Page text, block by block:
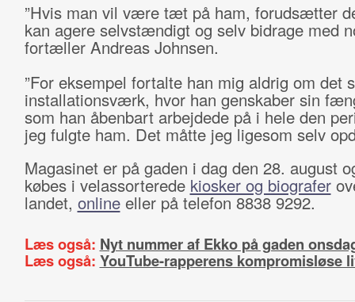
”Hvis man vil være tæt på ham, forudsætter
kan agere selvstændigt og selv bidrage med
fortæller Andreas Johnsen.
”For eksempel fortalte han mig aldrig om det
installationsværk, hvor han genskaber sin
som han åbenbart arbejdede på i hele den
jeg fulgte ham. Det måtte jeg ligesom selv
Magasinet er på gaden i dag den 28. august
købes i velassorterede kiosker og biografer
landet, onlineeller på telefon 8838 9292.
Læs også: Nyt nummer af Ekko på gaden
Læs også: YouTube-rapperens kompromisløse